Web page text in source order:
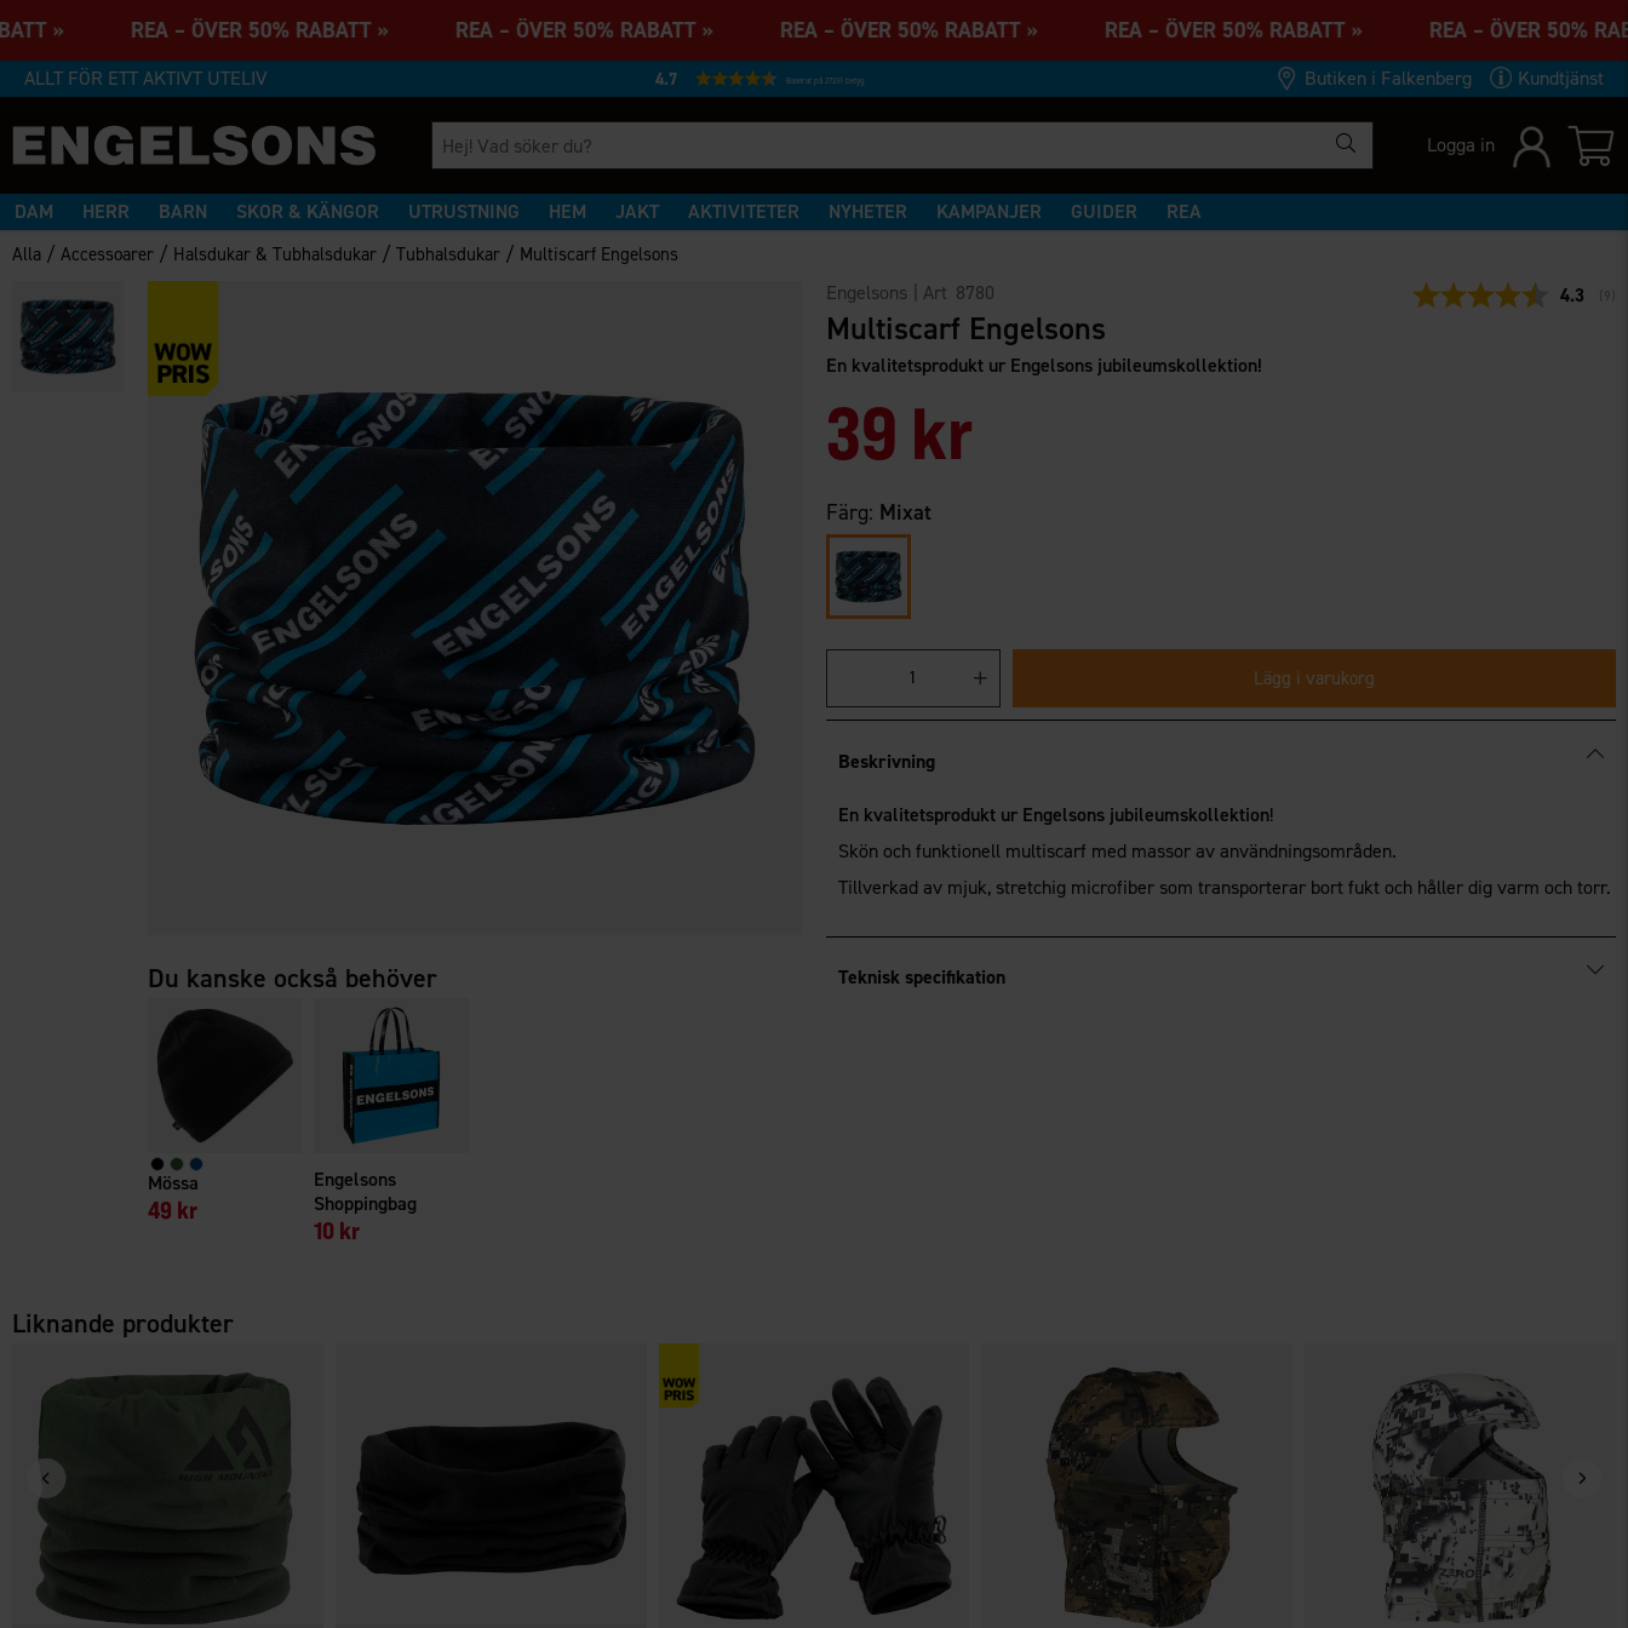
» REA – ÖVER 50% RABATT » REA – ÖVER 50% RABATT » REA – ÖVER 50% RABATT » REA – ÖVER 50% RABATT » REA – ÖVER
ALLT FÖR ETT AKTIVT UTELIV 4.7 Baserat på 27231 betyg Butiken i Falkenberg Kundtjänst
Logga in
DAM HERR BARN SKOR & KÄNGOR UTRUSTNING HEM JAKT AKTIVITETER NYHETER KAMPANJER GUIDER REA
Alla /Accessoarer / Halsdukar & Tubhalsdukar /Tubhalsdukar / Multiscarf Engelsons
Du kanske också behöver
Mössa
49 kr
Engelsons
Shoppingbag
10 kr
Engelsons | Art 8780 4.3 (9
Multiscarf Engelsons
En kvalitetsprodukt ur Engelsons jubileumskollektion!
39 kr
Färg: Mixat
Lägg i varukorg
Beskrivning
En kvalitetsprodukt ur Engelsons jubileumskollektion!
Skön och funktionell multiscarf med massor av användningsområden.
Tillverkad av mjuk, stretchig microfiber som transporterar bort fukt och håller dig varm och torr.
Teknisk specifikation
Liknande produkter